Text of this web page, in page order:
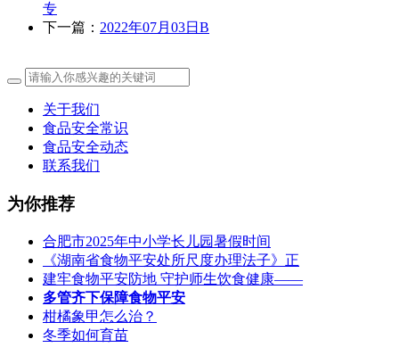
专
下一篇： 2022年07月03日B
关于我们
食品安全常识
食品安全动态
联系我们
为你推荐
合肥市2025年中小学长儿园暑假时间
《湖南省食物平安处所尺度办理法子》正
建牢食物平安防地 守护师生饮食健康——
多管齐下保障食物平安
柑橘象甲怎么治？
冬季如何育苗